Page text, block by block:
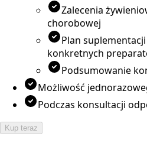
Zalecenia
chorobowej
Plan
konkretnych
Podsumowanie
Możliwość
Podczas konsultacji
Kup teraz